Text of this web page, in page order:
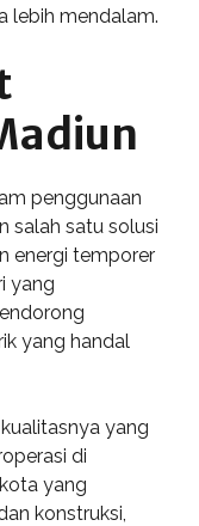
lebih mendalam.
penggunaan
salah satu solusi
energi temporer
yang
yang handal
yang
di
yang
konstruksi,